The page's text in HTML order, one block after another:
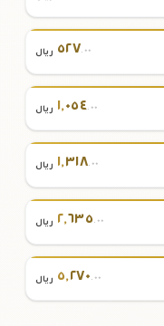
٥٢٧.٠٠ ريال
١,٠٥٤.٠٠ ريال
١,٣١٨.٠٠ ريال
٢,٦٣٥.٠٠ ريال
٥,٢٧٠.٠٠ ريال